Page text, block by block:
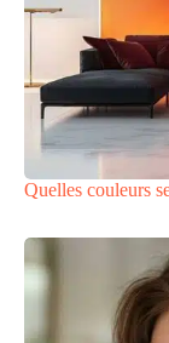
Quelles couleurs